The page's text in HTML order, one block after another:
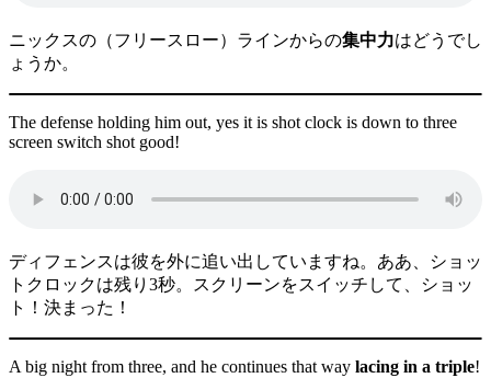
ニックスの（フリースロー）ラインからの集中力はどうでし
ょうか。
The defense holding him out, yes it is shot clock is down to three
screen switch shot good!
ディフェンスは彼を外に追い出していますね。ああ、ショッ
トクロックは残り3秒。スクリーンをスイッチして、ショッ
ト！決まった！
A big night from three, and he continues that way lacing in a triple!